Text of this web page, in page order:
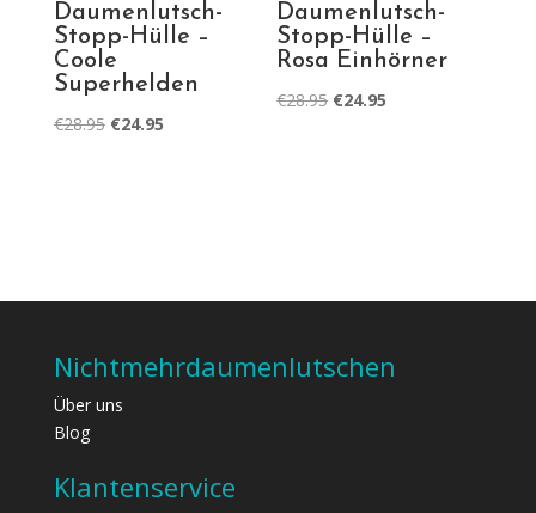
Daumenlutsch-
Stopp-Hülle –
Coole
Superhelden
€28.95 Ursprünglicher
€24.95Aktueller
Daumenlutsch-
Stopp-Hülle –
Rosa Einhörner
€28.95 Ursprünglicher
€24.95
Nichtmehrdaumenlutschen
Über uns
Blog
Klantenservice